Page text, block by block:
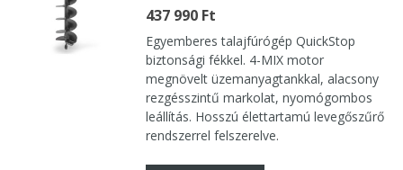
437 990 Ft
Egyemberes talajfúrógép QuickStop
biztonsági fékkel. 4-MIX motor
megnövelt üzemanyagtankkal, alacsony
rezgésszintű markolat, nyomógombos
leállítás. Hosszú élettartamú levegőszűrő
rendszerrel felszerelve.